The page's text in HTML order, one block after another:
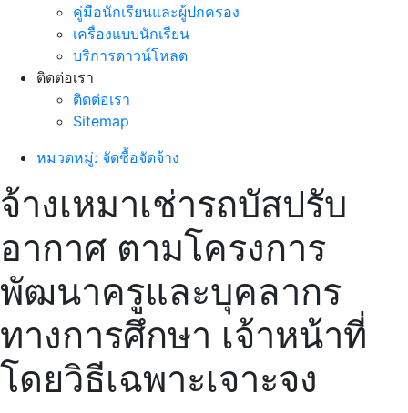
คู่มือนักเรียนและผู้ปกครอง
เครื่องแบบนักเรียน
บริการดาวน์โหลด
ติดต่อเรา
ติดต่อเรา
Sitemap
หมวดหมู่: จัดซื้อจัดจ้าง
จ้างเหมาเช่ารถบัสปรับ
อากาศ ตามโครงการ
พัฒนาครูและบุคลากร
ทางการศึกษา เจ้าหน้าที่
โดยวิธีเฉพาะเจาะจง